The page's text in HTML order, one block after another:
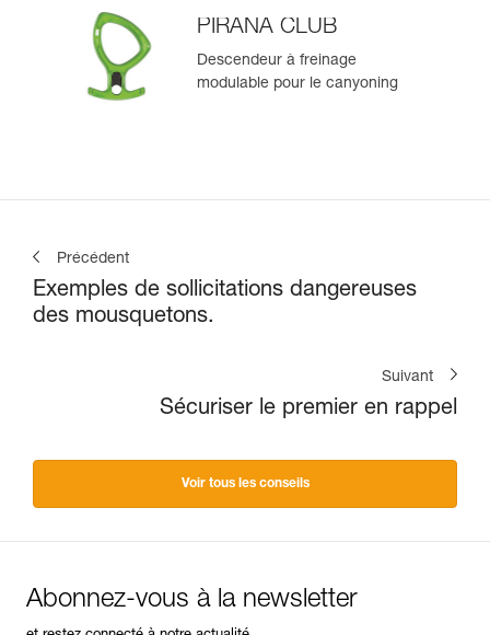
PIRANA CLUB
Descendeur à freinage
modulable pour le canyoning
Précédent
Exemples de sollicitations dangereuses
des mousquetons.
Suivant
Sécuriser le premier en rappel
Voir tous les conseils
Abonnez-vous à la newsletter